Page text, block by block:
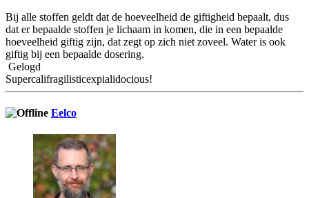
Bij alle stoffen geldt dat de hoeveelheid de giftigheid bepaalt, dus
dat er bepaalde stoffen je lichaam in komen, die in een bepaalde
hoeveelheid giftig zijn, dat zegt op zich niet zoveel. Water is ook
giftig bij een bepaalde dosering.
Gelogd
Supercalifragilisticexpialidocious!
Eelco